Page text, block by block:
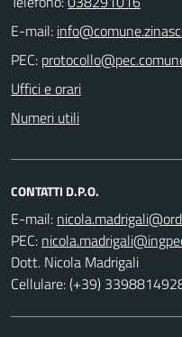
E-mail:
PEC:
Uffici e orari
Numeri utili
CONTATTI D.P.O.
E-mail:
PEC:
Dott. Nicola Madrigali
Cellulare: (+39)